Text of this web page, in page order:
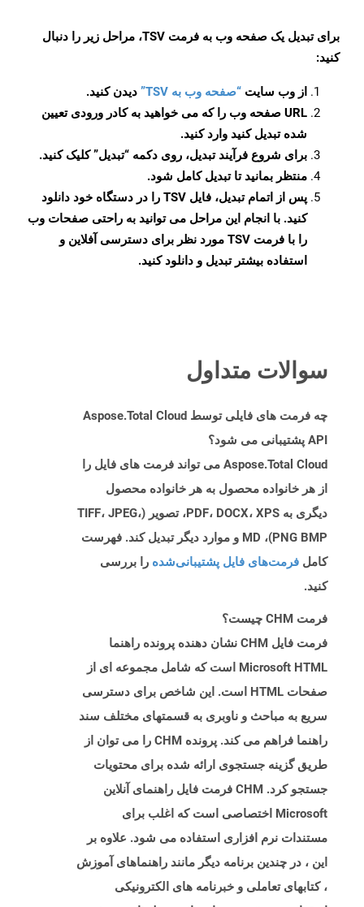
برای تبدیل یک صفحه وب به فرمت TSV، مراحل زیر را دنبال
کنید:
از وب سایت “صفحه وب به TSV”
دیدن کنید.
URL صفحه وب را که می خواهید به کادر ورودی تعیین
شده تبدیل کنید وارد کنید.
برای شروع فرآیند تبدیل، روی دکمه “تبدیل” کلیک کنید.
منتظر بمانید تا تبدیل کامل شود.
پس از اتمام تبدیل، فایل TSV را در دستگاه خود دانلود
کنید. با انجام این مراحل می توانید به راحتی صفحات وب
را با فرمت TSV مورد نظر برای دسترسی آفلاین و
استفاده بیشتر تبدیل و دانلود کنید.
سوالات متداول
چه فرمت های فایلی توسط Aspose.Total Cloud
API پشتیبانی می شود؟
Aspose.Total Cloud می تواند فرمت های فایل را
از هر خانواده محصول به هر خانواده محصول
دیگری به PDF، DOCX، XPS، تصویر (TIFF، JPEG،
PNG BMP)، MD و موارد دیگر تبدیل کند. فهرست
کامل فرمت‌های فایل پشتیبانی‌شده را بررسی
کنید.
فرمت CHM چیست؟
فرمت فایل CHM نشان دهنده پرونده راهنما
Microsoft HTML است که شامل مجموعه ای از
صفحات HTML است. این شاخص برای دسترسی
سریع به مباحث و ناوبری به قسمتهای مختلف سند
راهنما فراهم می کند. پرونده CHM را می توان از
طریق گزینه جستجوی ارائه شده برای محتویات
جستجو کرد. CHM فرمت فایل راهنمای آنلاین
Microsoft اختصاصی است که اغلب برای
مستندات نرم افزاری استفاده می شود. علاوه بر
این ، در چندین برنامه دیگر مانند راهنماهای آموزش
، کتابهای تعاملی و خبرنامه های الکترونیکی